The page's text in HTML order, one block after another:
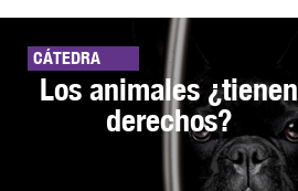
CÁTEDRA
Los animales ¿tienen
derechos?